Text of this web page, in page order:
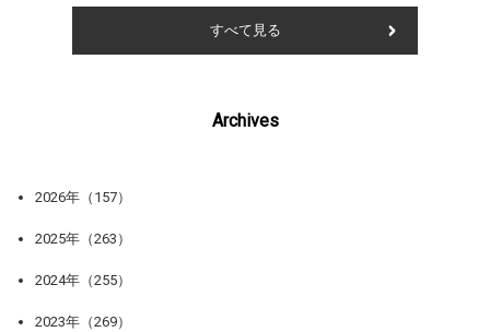
すべて見る
Archives
2026年（157）
2025年（263）
2024年（255）
2023年（269）